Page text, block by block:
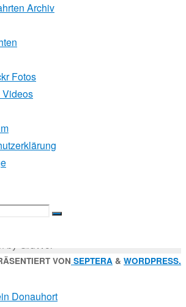
Archiv
Fotos
Videos
Suche
Hafen
Club Kit
by GruWol
VON SEPTERA & WORDPRESS.